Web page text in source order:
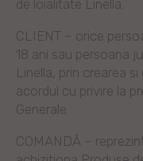
de loialitate Linella.
CLIENT – orice
18 ani sau persoana
Linella, prin crearea
acordul cu privire la
Generale.
COMANDĂ –